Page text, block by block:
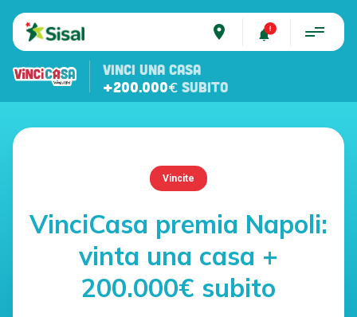
place
VINCI UNA CASA
+200.000€ SUBITO
Vincite
VinciCasa premia Napoli:
vinta una casa +
200.000€ subito